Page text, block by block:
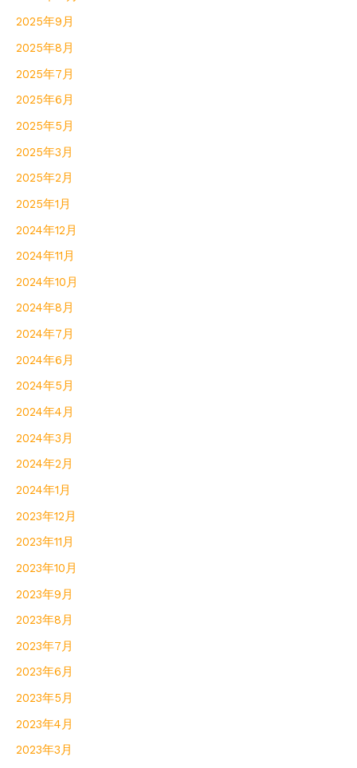
2025年9月
2025年8月
2025年7月
2025年6月
2025年5月
2025年3月
2025年2月
2025年1月
2024年12月
2024年11月
2024年10月
2024年8月
2024年7月
2024年6月
2024年5月
2024年4月
2024年3月
2024年2月
2024年1月
2023年12月
2023年11月
2023年10月
2023年9月
2023年8月
2023年7月
2023年6月
2023年5月
2023年4月
2023年3月